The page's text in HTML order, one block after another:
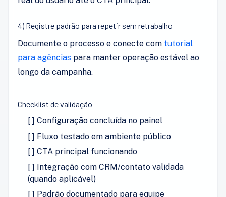
4) Registre padrão para repetir sem retrabalho
Documente o processo e conecte com tutorial
para agênciaspara manter operação estável ao
longo da campanha.
Checklist de validação
[ ] Configuração concluída no painel
[ ] Fluxo testado em ambiente público
[ ] CTA principal funcionando
[ ] Integração com CRM/contato validada
(quando aplicável)
[ ] Padrão documentado para equipe